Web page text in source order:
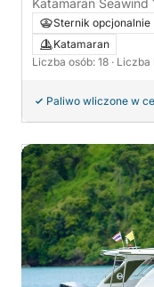
Katamaran Seawind
Sternik opcjonalnie
Katamaran
Liczba osób: 18 ·
Paliwo wliczone w